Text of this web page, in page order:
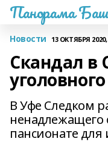
Панорама
Новости 13 ОКТЯБРЯ 2020,
Скандал в
В Уфе Следком
ненадлежащего
пансионате